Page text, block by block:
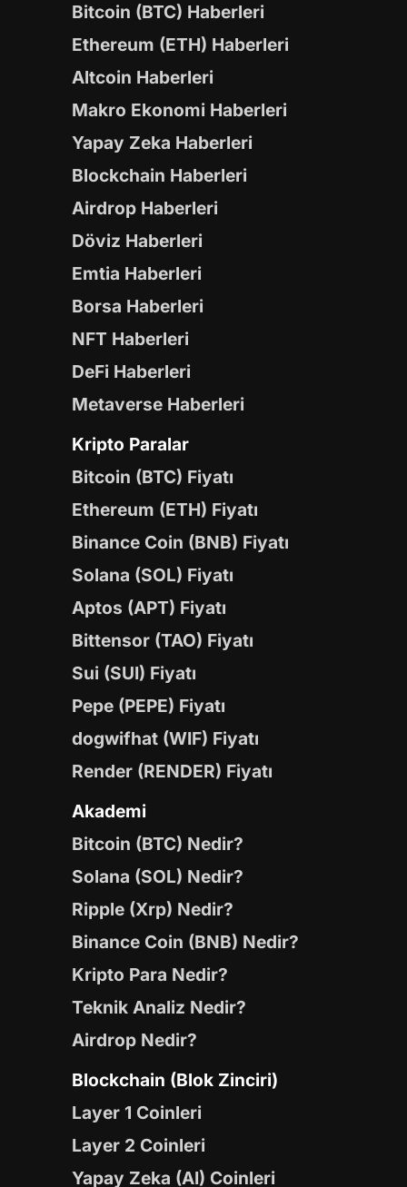
Bitcoin (BTC) Haberleri
Ethereum (ETH) Haberleri
Altcoin Haberleri
Makro Ekonomi Haberleri
Yapay Zeka Haberleri
Blockchain Haberleri
Airdrop Haberleri
Döviz Haberleri
Emtia Haberleri
Borsa Haberleri
NFT Haberleri
DeFi Haberleri
Metaverse Haberleri
Kripto Paralar
Bitcoin (BTC) Fiyatı
Ethereum (ETH) Fiyatı
Binance Coin (BNB) Fiyatı
Solana (SOL) Fiyatı
Aptos (APT) Fiyatı
Bittensor (TAO) Fiyatı
Sui (SUI) Fiyatı
Pepe (PEPE) Fiyatı
dogwifhat (WIF) Fiyatı
Render (RENDER) Fiyatı
Akademi
Bitcoin (BTC) Nedir?
Solana (SOL) Nedir?
Ripple (Xrp) Nedir?
Binance Coin (BNB) Nedir?
Kripto Para Nedir?
Teknik Analiz Nedir?
Airdrop Nedir?
Blockchain (Blok Zinciri)
Layer 1 Coinleri
Layer 2 Coinleri
Yapay Zeka (AI) Coinleri